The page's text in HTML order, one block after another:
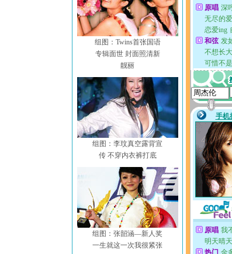
组图：Twins首张国语
专辑面世 封面照清新
靓丽
组图：李玟真空露背宣
传 不穿内衣裤打底
组图：张韶涵—新人奖
一生就这一次我很紧张